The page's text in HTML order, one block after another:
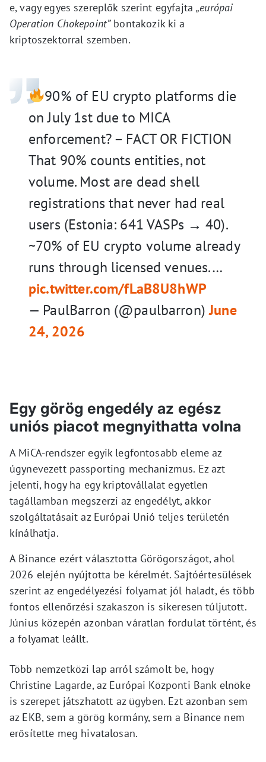
e, vagy egyes szereplők szerint egyfajta„európai
Operation Chokepoint”bontakozik ki a
kriptoszektorral szemben.
90% of EU crypto platforms die
on July 1st due to MICA
enforcement? – FACT OR FICTION
That 90% counts entities, not
volume. Most are dead shell
registrations that never had real
users (Estonia: 641 VASPs → 40).
~70% of EU crypto volume already
runs through licensed venues.…
pic.twitter.com/fLaB8U8hWP
— PaulBarron (@paulbarron)June
24, 2026
Egy görög engedély az egész
uniós piacot megnyithatta volna
A MiCA-rendszer egyik legfontosabb eleme az
úgynevezett passporting mechanizmus. Ez azt
jelenti, hogy ha egy kriptovállalat egyetlen
tagállamban megszerzi az engedélyt, akkor
szolgáltatásait az Európai Unió teljes területén
kínálhatja.
A Binance ezért választotta Görögországot, ahol
2026 elején nyújtotta be kérelmét. Sajtóértesülések
szerint az engedélyezési folyamat jól haladt, és több
fontos ellenőrzési szakaszon is sikeresen túljutott.
Június közepén azonban váratlan fordulat történt, és
a folyamat leállt.
Több nemzetközi lap arról számolt be, hogy
Christine Lagarde, az Európai Központi Bank elnöke
is szerepet játszhatott az ügyben. Ezt azonban sem
az EKB, sem a görög kormány, sem a Binance nem
erősítette meg hivatalosan.